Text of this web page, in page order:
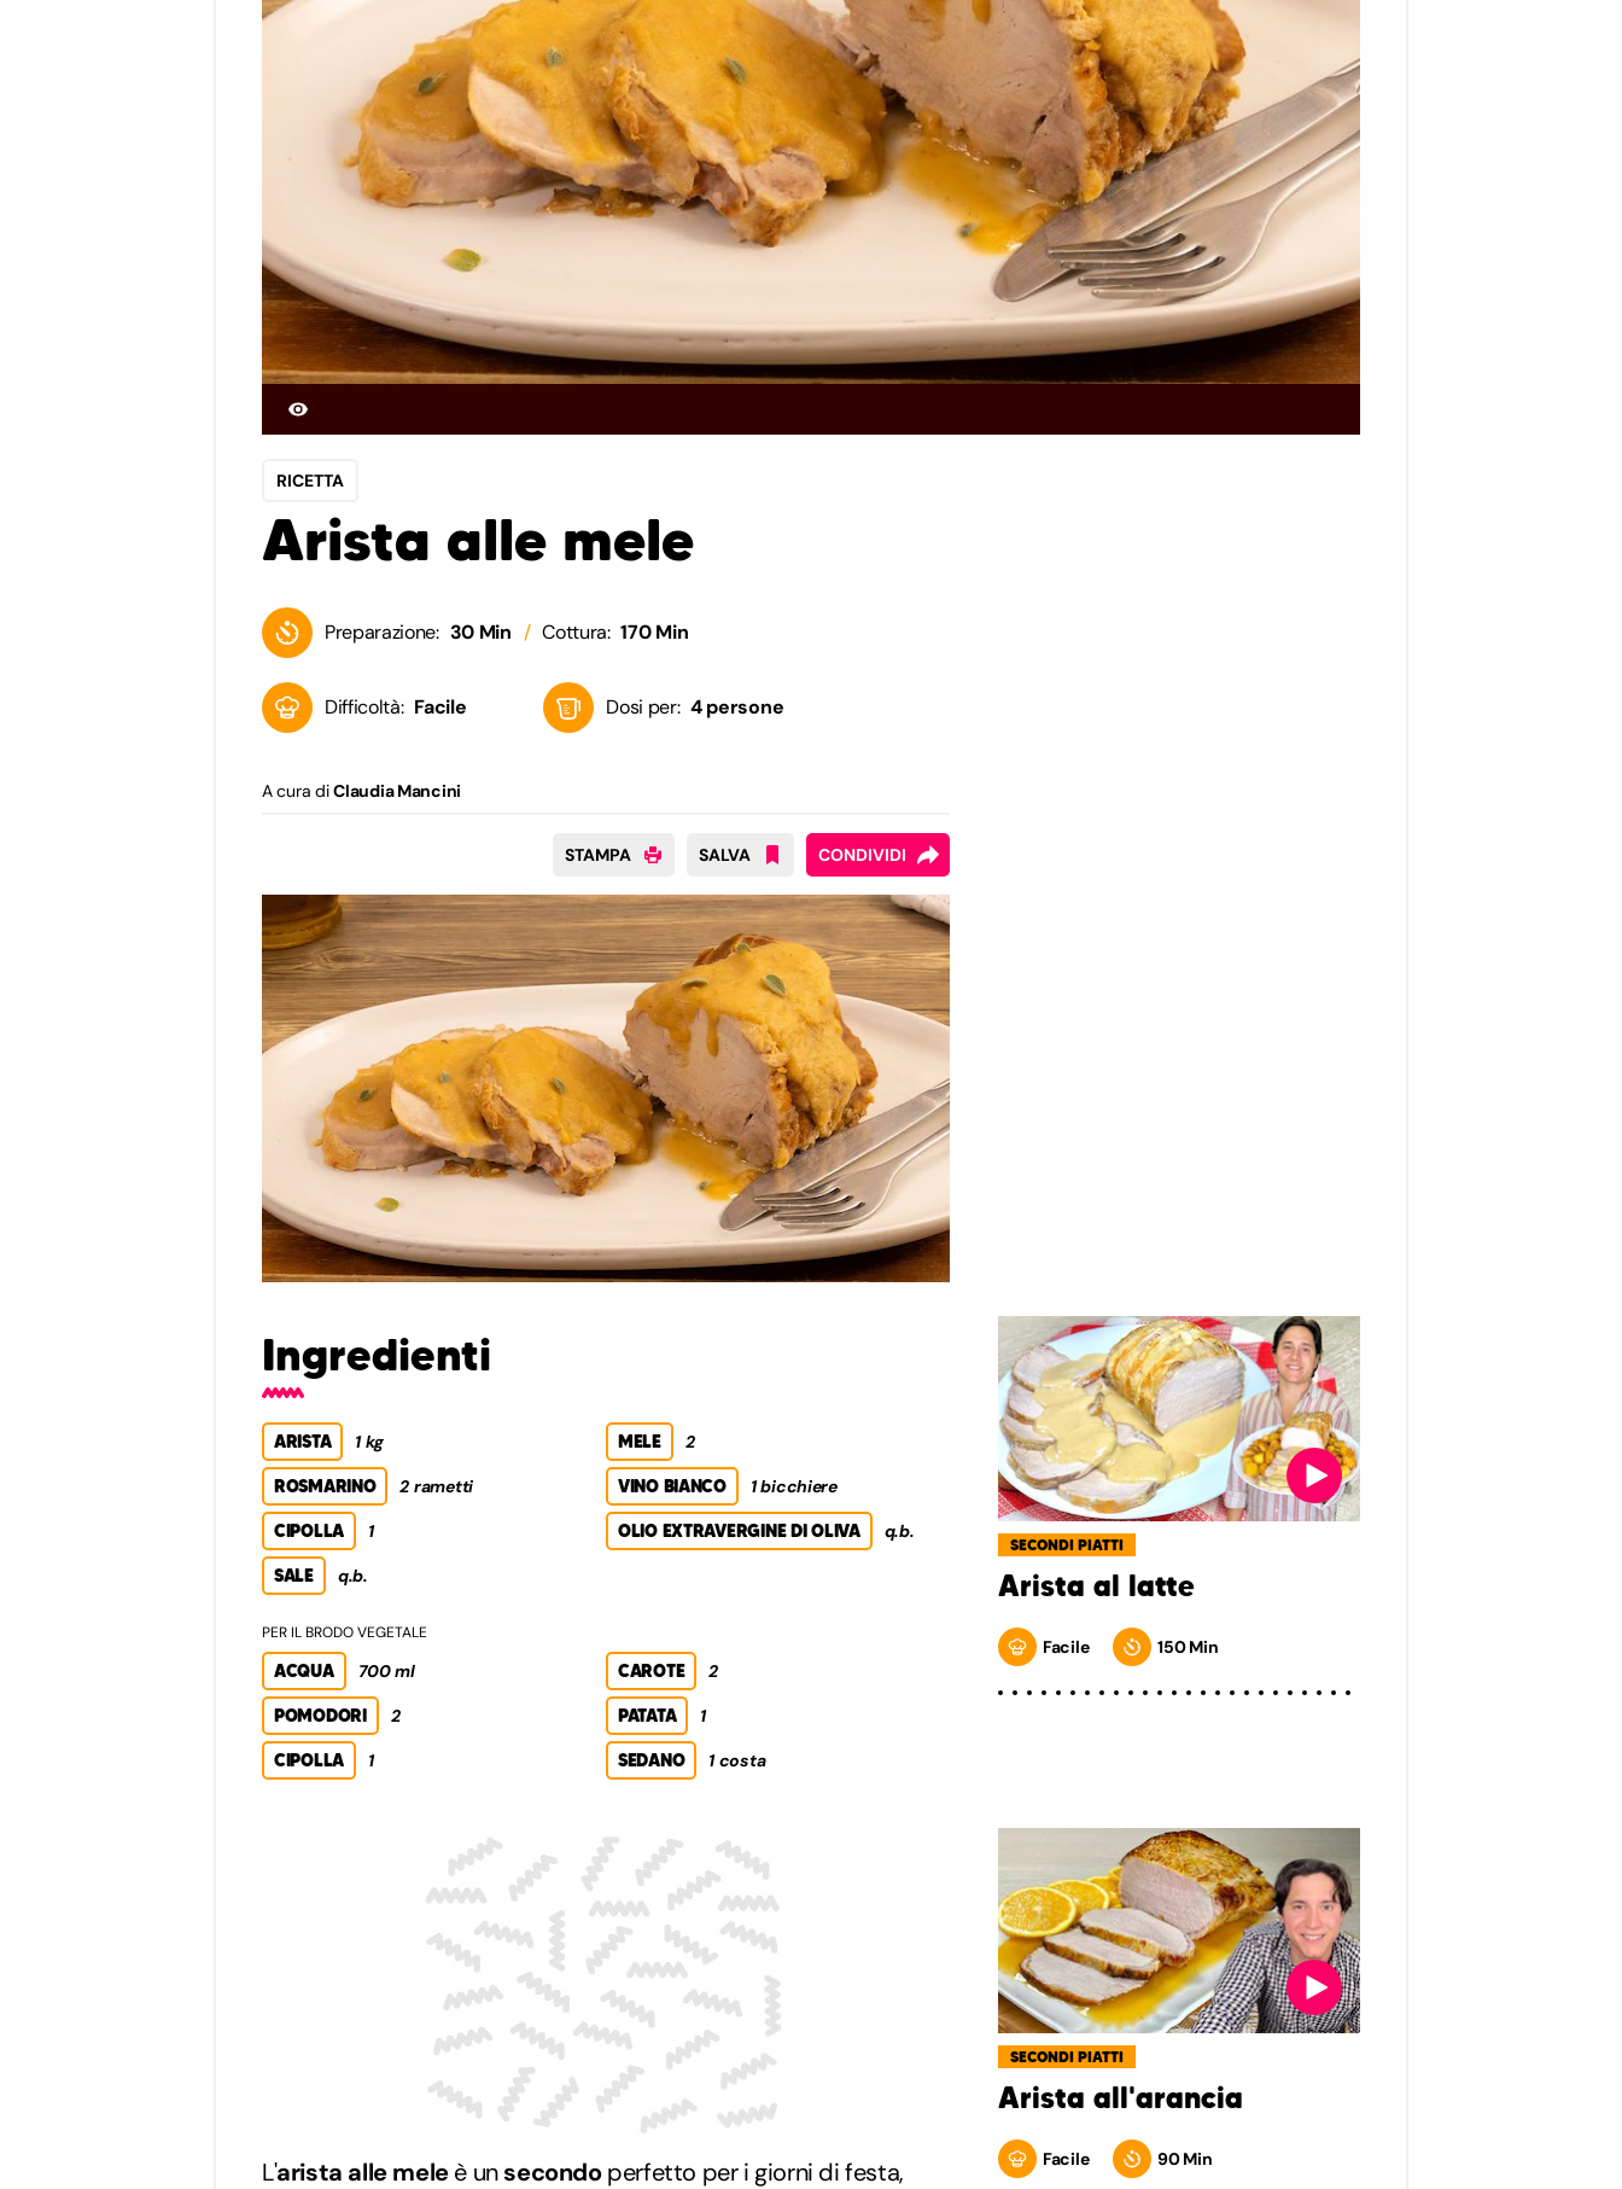
RICETTA
Arista alle mele
Preparazione: 30 Min Cottura: 170 Min
Difficoltà: Facile Dosi per: 4 persone
A cura diClaudia Mancini
STAMPA SALVA CONDIVIDI
Ingredienti
ARISTA 1 kg MELE 2
ROSMARINO 2 rametti VINO BIANCO 1 bicchiere
CIPOLLA 1 OLIO EXTRAVERGINE DI OLIVA q.b.
SALE q.b.
PER IL BRODO VEGETALE
ACQUA 700 ml CAROTE 2
POMODORI 2 PATATA 1
CIPOLLA 1 SEDANO 1 costa
L'arista alle meleè unsecondoperfetto per i giorni di festa,
SECONDI PIATTI
Arista al latte
Facile 150 Min
SECONDI PIATTI
Arista all'arancia
Facile 90 Min